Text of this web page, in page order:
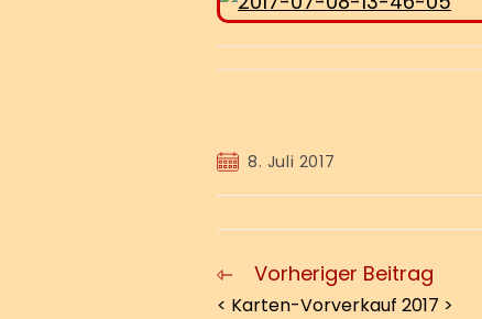
8. Juli 2017
Vorheriger Beitrag
< Karten-Vorverkauf 2017 >